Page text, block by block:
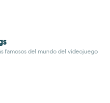
famosos del mundo del videojuego